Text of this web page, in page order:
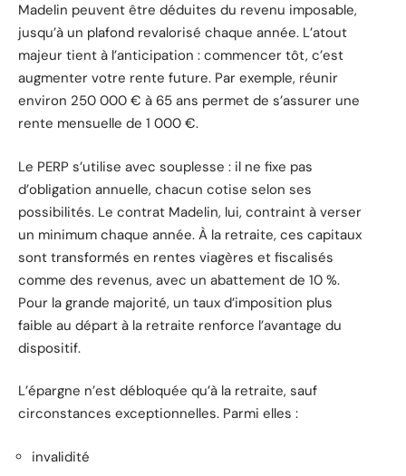
Madelin peuvent être déduites du revenu imposable,
jusqu’à un plafond revalorisé chaque année. L’atout
majeur tient à l’anticipation : commencer tôt, c’est
augmenter votre rente future. Par exemple, réunir
environ 250 000 € à 65 ans permet de s’assurer une
rente mensuelle de 1 000 €.
Le PERP s’utilise avec souplesse : il ne fixe pas
d’obligation annuelle, chacun cotise selon ses
possibilités. Le contrat Madelin, lui, contraint à verser
un minimum chaque année. À la retraite, ces capitaux
sont transformés en rentes viagères et fiscalisés
comme des revenus, avec un abattement de 10 %.
Pour la grande majorité, un taux d’imposition plus
faible au départ à la retraite renforce l’avantage du
dispositif.
L’épargne n’est débloquée qu’à la retraite, sauf
circonstances exceptionnelles. Parmi elles :
invalidité